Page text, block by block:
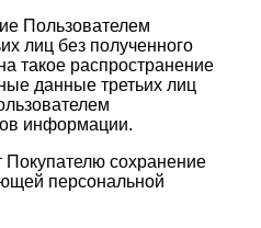
Пользователем
лиц без полученного
такое распространение
данные третьих лиц
информации.
Покупателю сохранение
персональной